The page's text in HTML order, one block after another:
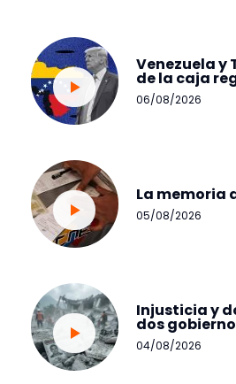
Venezuela y
de la caja
06/08/2026
La memoria
05/08/2026
Injusticia y
dos
04/08/2026